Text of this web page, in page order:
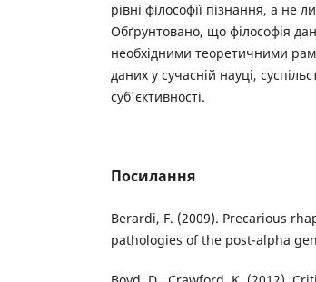
рівні філософії пізнання, а не
Обґрунтовано, що філософія
необхідними теоретичними
даних у сучасній науці,
суб'єктивності.
Посилання
Berardi, F. (2009). Precarious
pathologies of the post-alpha